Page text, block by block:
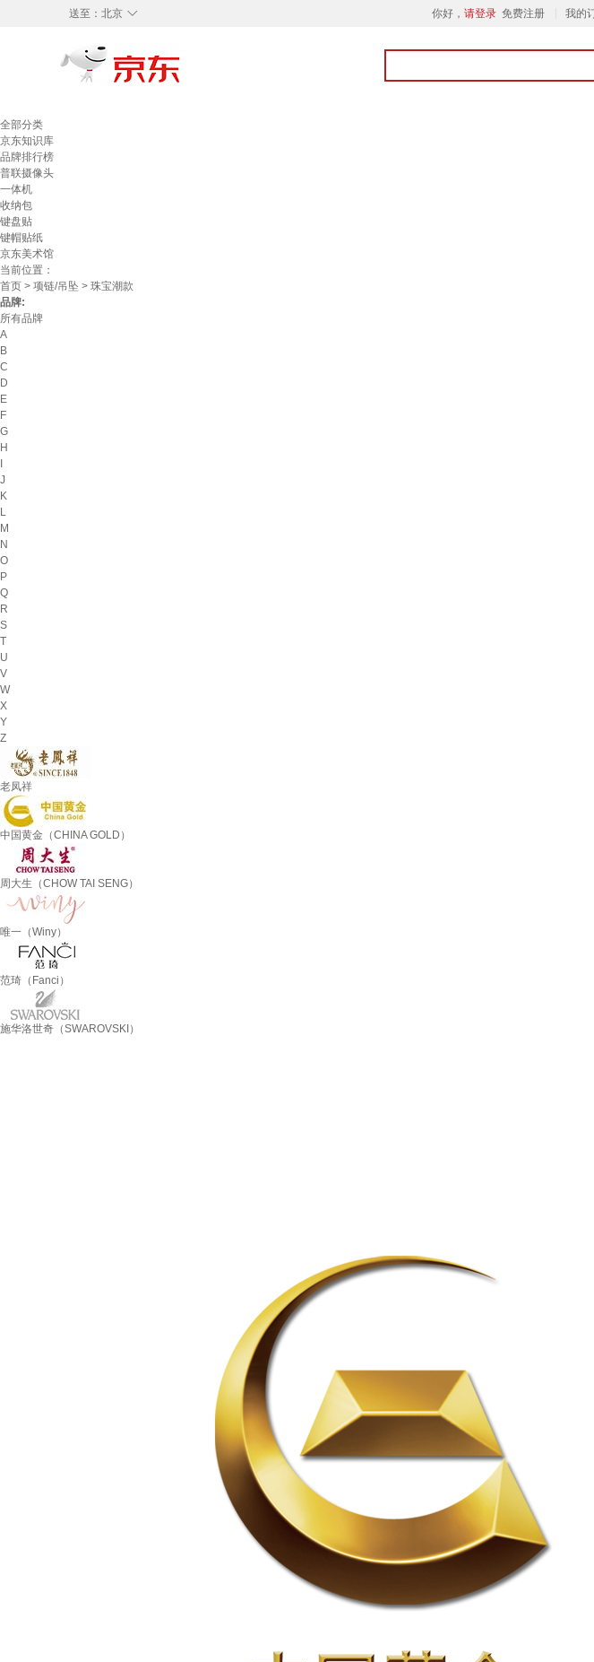
◇
送至： 北京 你好， 请登录 免费注册 我的
全部分类
京东知识库
品牌排行榜
普联摄像头
一体机
收纳包
键盘贴
键帽贴纸
京东美术馆
当前位置：
首页 > 项链/吊坠 > 珠宝潮款
品牌:
所有品牌
A
B
C
D
E
F
G
H
J
K
L
M
N
O
P
Q
R
S
T
U
V
W
X
Y
Z
老凤祥
中国黄金（CHINA GOLD）
周大生（CHOW TAI SENG）
唯一（Winy）
范琦（Fanci）
施华洛世奇（SWAROVSKI）